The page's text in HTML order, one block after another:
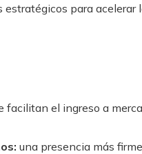
para acelerar
facilitan el ingreso a
una presencia más